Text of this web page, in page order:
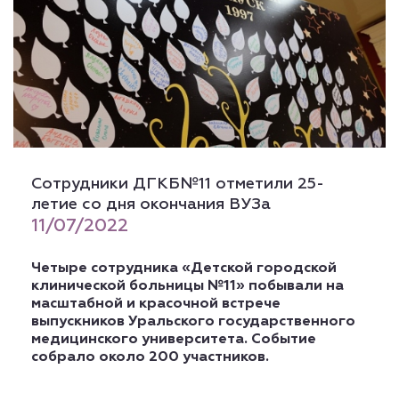
Сотрудники ДГКБ№11 отметили 25-
летие со дня окончания ВУЗа
11/07/2022
Четыре сотрудника «Детской городской
клинической больницы №11» побывали на
масштабной и красочной встрече
выпускников Уральского государственного
медицинского университета. Событие
собрало около 200 участников.